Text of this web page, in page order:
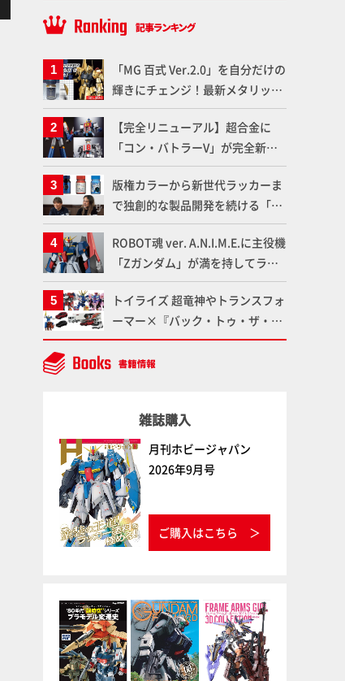
「MG 百式 Ver.2.0」を自分だけの
輝きにチェンジ！最新メタリック
塗料を使ってより金属感を増した
仕上がりに!!【試し読み】
【完全リニューアル】超合金に
「コン・バトラーV」が完全新規
造形で登場！気になる仕様を試作
品の撮り下ろしでご紹介!!さらに
「大鉄人17」＆「ワンエイト」セ
ット情報もお届け！【超合金の
魂】
版権カラーから新世代ラッカーま
で独創的な製品開発を続ける「ガ
イアノーツ」に塗料開発の裏側と
ラッカー塗料の未来についてイン
タビュー！
ROBOT魂 ver. A.N.I.M.E.に主役機
「Zガンダム」が満を持してライ
ンナップ！ウェイブライダーへの
変形、劇中どおりのプロポーショ
ンを再現【機動戦士Zガンダム】
トイライズ 超竜神やトランスフォ
ーマー×『バック・トゥ・ザ・フ
ューチャー』コラボアイテムな
ど、タカラトミーの注目アイテム
雑誌購入
月刊ホビージャパン
2026年9月号
ご購入はこちら